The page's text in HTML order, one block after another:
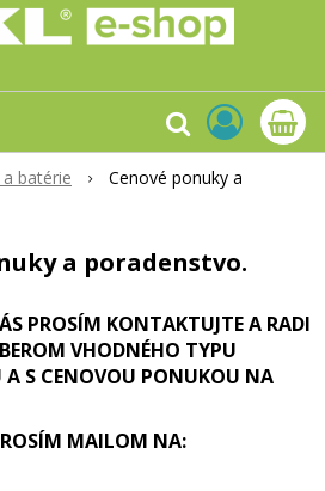
batérie
Cenové ponuky a
a poradenstvo.
PROSÍM KONTAKTUJTE A RADI
VHODNÉHO TYPU
A S CENOVOU PONUKOU NA
MAILOM NA: